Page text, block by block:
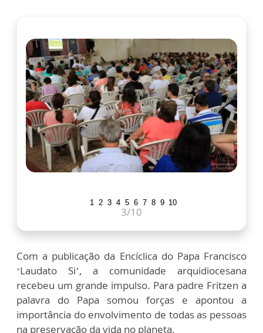
1 2 3 4 5 6 7 8 9 10
4/10
Com a publicação da Encíclica do Papa Francisco
‘Laudato Si’, a comunidade arquidiocesana
recebeu um grande impulso. Para padre Fritzen a
palavra do Papa somou forças e apontou a
importância do envolvimento de todas as pessoas
na preservação da vida no planeta.